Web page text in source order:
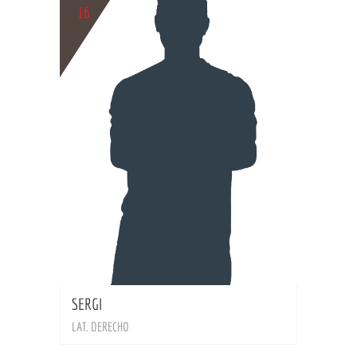
16
SERGI
LAT. DERECHO